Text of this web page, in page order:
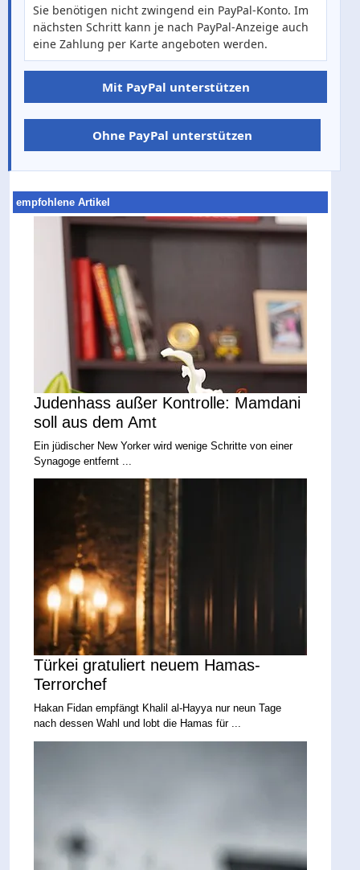
Sie benötigen nicht zwingend ein PayPal-Konto. Im
nächsten Schritt kann je nach PayPal-Anzeige auch
eine Zahlung per Karte angeboten werden.
Mit PayPal unterstützen
Ohne PayPal unterstützen
empfohlene Artikel
Judenhass außer Kontrolle: Mamdani
soll aus dem Amt
Ein jüdischer New Yorker wird wenige Schritte von einer
Synagoge entfernt ...
Türkei gratuliert neuem Hamas-
Terrorchef
Hakan Fidan empfängt Khalil al-Hayya nur neun Tage
nach dessen Wahl und lobt die Hamas für ...